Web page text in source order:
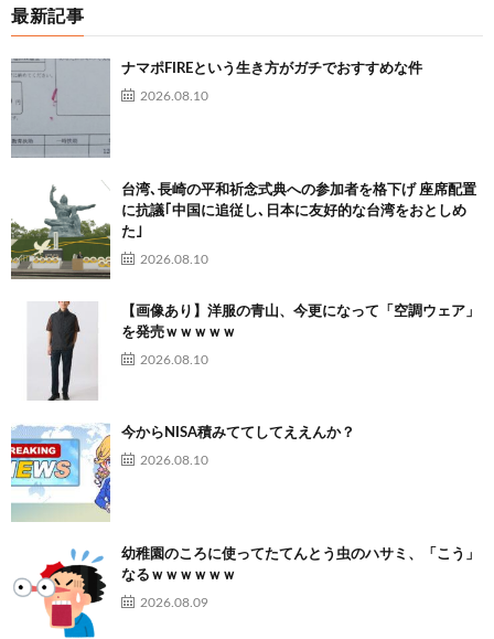
最新記事
ナマポFIREという生き方がガチでおすすめな件
2026.08.10
台湾､長崎の平和祈念式典への参加者を格下げ 座席配置
に抗議｢中国に追従し､日本に友好的な台湾をおとしめ
た｣
2026.08.10
【画像あり】洋服の青山、今更になって「空調ウェア」
を発売ｗｗｗｗｗ
2026.08.10
今からNISA積みててしてええんか？
2026.08.10
幼稚園のころに使ってたてんとう虫のハサミ、「こう」
なるｗｗｗｗｗｗ
2026.08.09